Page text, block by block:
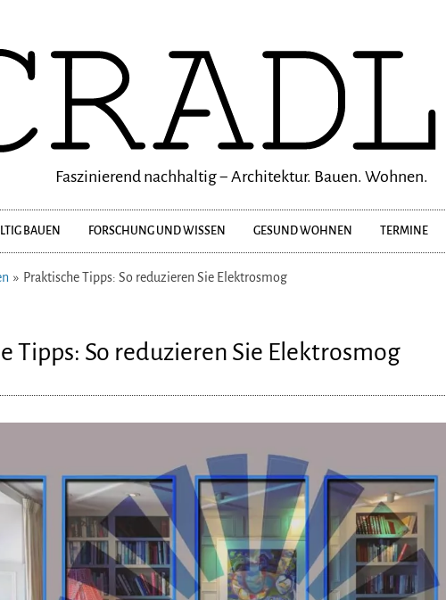
Faszinierend nachhaltig − Architektur. Bauen. Wohnen.
BAUEN FORSCHUNG UND WISSEN GESUND WOHNEN TERMINE
Praktische Tipps: So reduzieren Sie Elektrosmog
Tipps: So reduzieren Sie Elektrosmog